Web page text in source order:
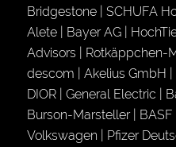
Bridgestone | SCHUFA
Alete | Bayer AG |
Advisors | Rotkäppchen-
descom | Akelius GmbH |
DIOR | General Electric |
Burson-Marsteller | BASF
Volkswagen | Pfizer